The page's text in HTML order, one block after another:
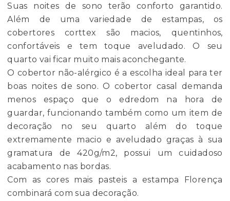
Suas noites de sono terão conforto garantido.
Além de uma variedade de estampas, os
cobertores corttex são macios, quentinhos,
confortáveis e tem toque aveludado. O seu
quarto vai ficar muito mais aconchegante.
O cobertor não-alérgico é a escolha ideal para ter
boas noites de sono. O cobertor casal demanda
menos espaço que o edredom na hora de
guardar, funcionando também como um item de
decoração no seu quarto além do toque
extremamente macio e aveludado graças à sua
gramatura de 420g/m2, possui um cuidadoso
acabamento nas bordas.
Com as cores mais pasteis a estampa Florença
combinará com sua decoração.